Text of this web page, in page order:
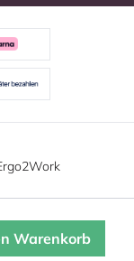
Warenkorb
Einstellungen